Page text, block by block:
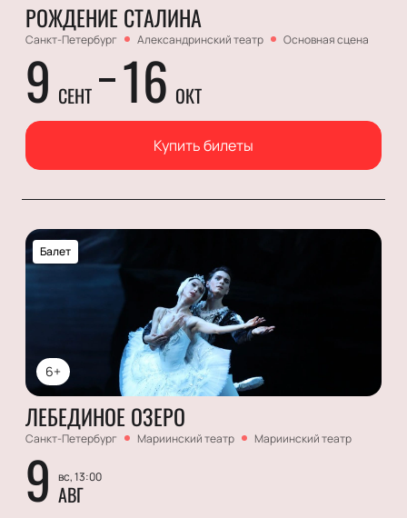
РОЖДЕНИЕ СТАЛИНА
Санкт-Петербург Александринский театр Основная сцена
9 СЕНТ 16 ОКТ
Купить билеты
6+
Балет
ЛЕБЕДИНОЕ ОЗЕРО
Санкт-Петербург Мариинский театр Мариинский театр
9 вс, 13:00
АВГ